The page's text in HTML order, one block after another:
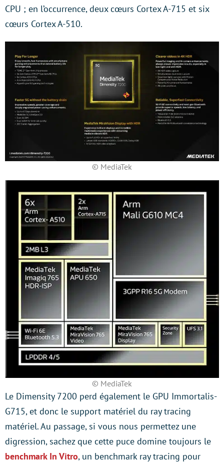
CPU ; en l’occurrence, deux cœurs Cortex A-715 et six
cœurs Cortex A-510.
© MediaTek
© MediaTek
Le Dimensity 7200 perd également le GPU Immortalis-
G715, et donc le support matériel du ray tracing
matériel. Au passage, si vous nous permettez une
digression, sachez que cette puce domine toujours le
benchmark In Vitro, un benchmark ray tracing pour